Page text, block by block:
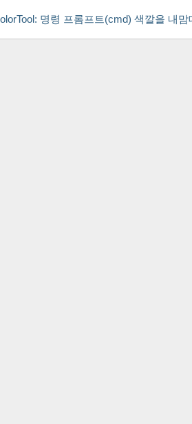
명령 프롬프트(cmd) 색깔을 내